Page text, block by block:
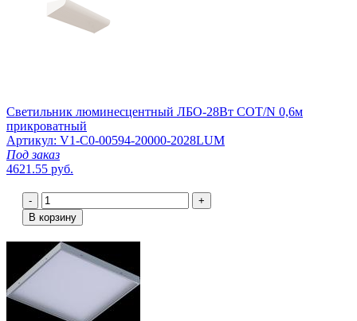
Светильник люминесцентный ЛБО-28Вт COT/N 0,6м
прикроватный
Артикул: V1-C0-00594-20000-2028LUM
Под заказ
4621.55 руб.
-
+
В корзину